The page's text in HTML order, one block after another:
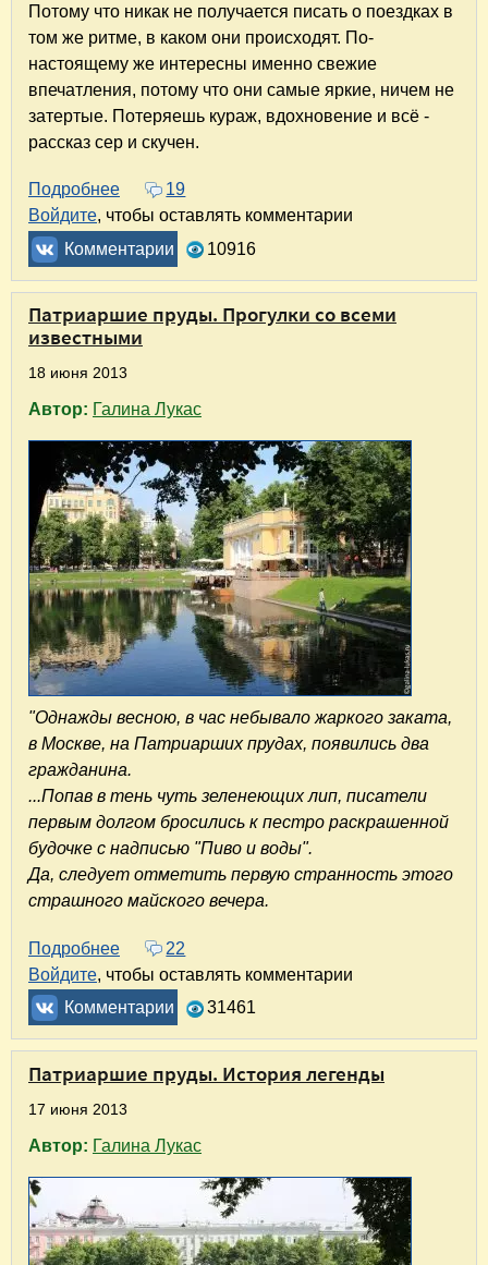
Потому что никак не получается писать о поездках в
том же ритме, в каком они происходят. По-
настоящему же интересны именно свежие
впечатления, потому что они самые яркие, ничем не
затертые. Потеряешь кураж, вдохновение и всё -
рассказ сер и скучен.
Подробнее о Туристический май. Обзор путешествий за
19
Войдите, чтобы оставлять комментарии
Комментарии
10916
Патриаршие пруды. Прогулки со всеми
известными
18 июня 2013
Автор: Галина Лукас
"Однажды весною, в час небывало жаркого заката,
в Москве, на Патриарших прудах, появились два
гражданина.
...Попав в тень чуть зеленеющих лип, писатели
первым долгом бросились к пестро раскрашенной
будочке с надписью "Пиво и воды".
Да, следует отметить первую странность этого
страшного майского вечера.
Подробнее о Патриаршие пруды. Прогулки со всеми
22
Войдите, чтобы оставлять комментарии
Комментарии
31461
Патриаршие пруды. История легенды
17 июня 2013
Автор: Галина Лукас